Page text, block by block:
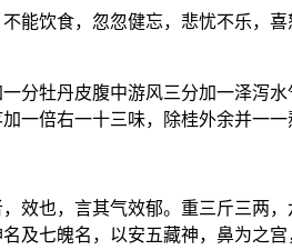
能饮食，忽忽健忘，悲忧不乐，
分牡丹皮腹中游风三分加一泽泻
一倍右一十三味，除桂外余并一
效也，言其气效郁。重三斤三两
及七魄名，以安五藏神，鼻为之